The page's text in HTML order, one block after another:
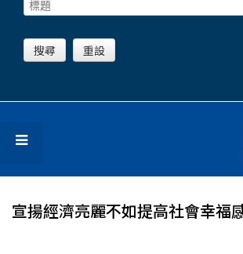
宣揚經濟亮麗不如提高社會幸福